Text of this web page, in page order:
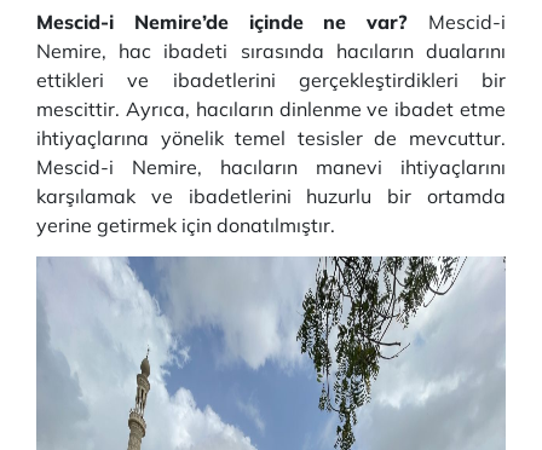
Mescid-i Nemire’de içinde ne var? Mescid-i
Nemire, hac ibadeti sırasında hacıların dualarını
ettikleri ve ibadetlerini gerçekleştirdikleri bir
mescittir. Ayrıca, hacıların dinlenme ve ibadet etme
ihtiyaçlarına yönelik temel tesisler de mevcuttur.
Mescid-i Nemire, hacıların manevi ihtiyaçlarını
karşılamak ve ibadetlerini huzurlu bir ortamda
yerine getirmek için donatılmıştır.